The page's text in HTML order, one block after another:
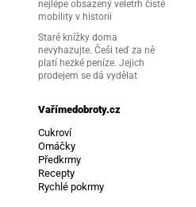
nejlépe obsazený veletrh čisté
mobility v historii
Staré knížky doma
nevyhazujte. Češi teď za ně
platí hezké peníze. Jejich
prodejem se dá vydělat
Vařímedobroty.cz
Cukroví
Omáčky
Předkrmy
Recepty
Rychlé pokrmy